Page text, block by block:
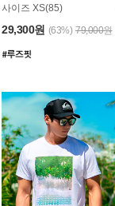
사이즈 XS(85)
29,300원 (63%) 79,000원